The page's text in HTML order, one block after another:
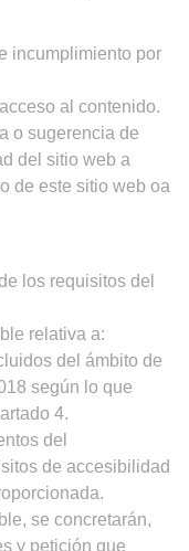
incumplimiento por
al contenido.
o sugerencia de
del sitio web a
de este sitio web oa
los requisitos del
relativa a:
del ámbito de
según lo que
4.
del
de accesibilidad
se concretarán,
y petición que